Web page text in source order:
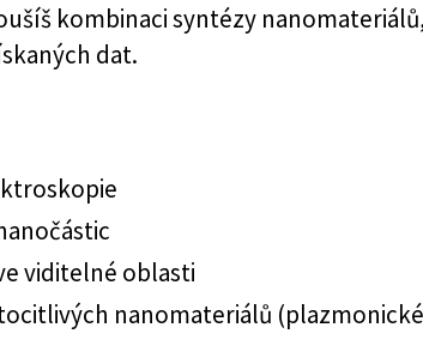
kombinaci syntézy
dat.
viditelné oblasti
nanomateriálů